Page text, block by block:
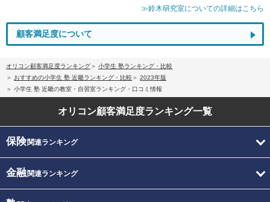
≫鈴木研究室についての詳細はこちら
顧客満足度について
オリコン顧客満足度ランキング
小学生 塾ランキング・比較
おすすめの小学生 塾 近畿ランキング・比較
2023年版
小学生 塾 近畿の教室・自習室ランキング・口コミ情報
オリコン顧客満足度ランキング一覧
保険関連ランキング
金融関連ランキング